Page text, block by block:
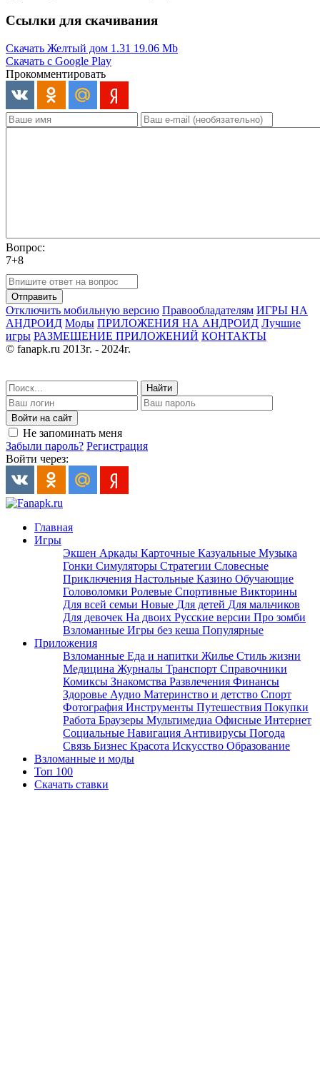
Ссылки для скачивания
Скачать Желтый дом 1.31 19.06 Mb
Скачать с Google Play
Прокомментировать
Вопрос:
7+8
Отправить
Отключить мобильную версию Правообладателям ИГРЫ НА
АНДРОИД Моды ПРИЛОЖЕНИЯ НА АНДРОИД Лучшие
игры РАЗМЕЩЕНИЕ ПРИЛОЖЕНИЙ КОНТАКТЫ
© fanapk.ru 2013г. - 2024г.
Найти
Войти на сайт
Не запоминать меня
Забыли пароль? Регистрация
Войти через:
Главная
Игры
Экшен Аркады Карточные Казуальные Музыка
Гонки Симуляторы Стратегии Словесные
Приключения Настольные Казино Обучающие
Головоломки Ролевые Спортивные Викторины
Для всей семьи Новые Для детей Для мальчиков
Для девочек На двоих Русские версии Про зомби
Взломанные Игры без кеша Популярные
Приложения
Взломанные Еда и напитки Жилье Стиль жизни
Медицина Журналы Транспорт Справочники
Комиксы Знакомства Развлечения Финансы
Здоровье Аудио Материнство и детство Спорт
Фотография Инструменты Путешествия Покупки
Работа Браузеры Мультимедиа Офисные Интернет
Социальные Навигация Антивирусы Погода
Связь Бизнес Красота Искусство Образование
Взломанные и моды
Топ 100
Скачать ставки